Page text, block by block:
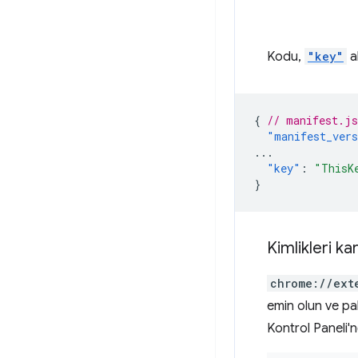
Kodu, "key"
{ //
...
"key" :
}
Kimlikleri
chrome://
emin olun ve
Kontrol